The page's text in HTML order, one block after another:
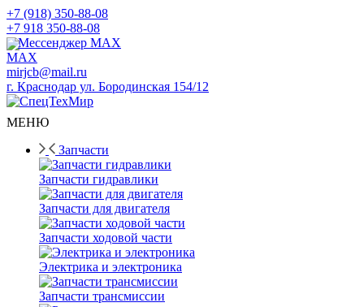
+7 (918) 350-88-08
+7 918 350-88-08
Мессенджер MAX
mirjcb@mail.ru
г. Краснодар ул. Бородинская 154/12
МЕНЮ
Запчасти
Запчасти гидравлики
Запчасти для двигателя
Запчасти ходовой части
Электрика и электроника
Запчасти трансмиссии